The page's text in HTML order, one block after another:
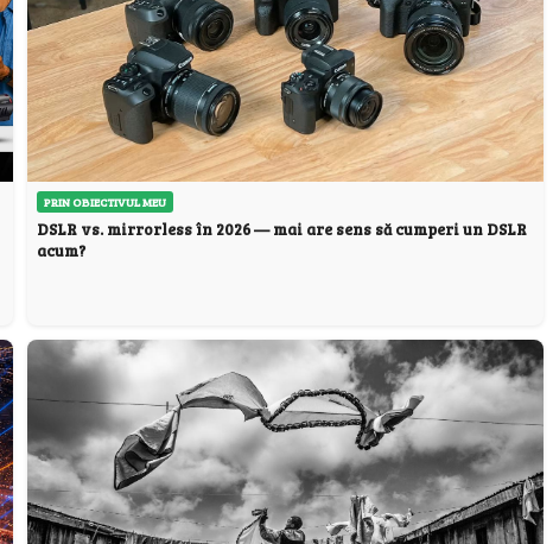
PRIN OBIECTIVUL MEU
DSLR vs. mirrorless în 2026 — mai are sens să cumperi un DSLR
acum?